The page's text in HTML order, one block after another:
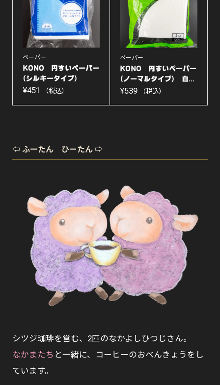
ペーパー
KONO 円すいペーパー
(シルキータイプ)
白...
¥451 （税込）
ペーパー
KONO 円すいペーパー
(ノーマルタイプ) 白...
¥539 （税込）
⇦ ふーたん ひーたん ⇨
シツジ珈琲を営む、2匹のなかよしひつじさん。
なかまたち と一緒に、コーヒーのおべんきょうをし
ています。